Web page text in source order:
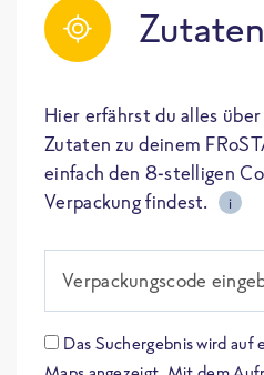
Hier erfährst du alles
Zutaten zu deinem
einfach den 8-stelligen
Verpackung findest.
i
Verpackungscode
Das Suchergebnis wird